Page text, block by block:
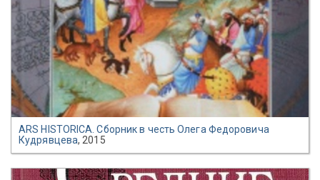
ARS HISTORICA. Сборник в честь Олега Федоровича
Кудрявцева, 2015